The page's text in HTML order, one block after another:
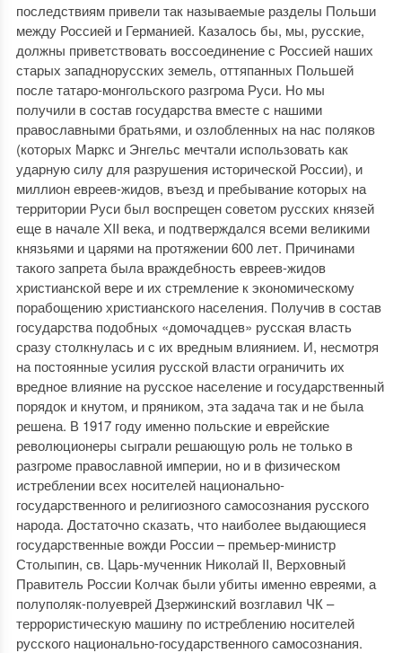
последствиям привели так называемые разделы Польши
между Россией и Германией. Казалось бы, мы, русские,
должны приветствовать воссоединение с Россией наших
старых западнорусских земель, оттяпанных Польшей
после татаро-монгольского разгрома Руси. Но мы
получили в состав государства вместе с нашими
православными братьями, и озлобленных на нас поляков
(которых Маркс и Энгельс мечтали использовать как
ударную силу для разрушения исторической России), и
миллион евреев-жидов, въезд и пребывание которых на
территории Руси был воспрещен советом русских князей
еще в начале ХII века, и подтверждался всеми великими
князьями и царями на протяжении 600 лет. Причинами
такого запрета была враждебность евреев-жидов
христианской вере и их стремление к экономическому
порабощению христианского населения. Получив в состав
государства подобных «домочадцев» русская власть
сразу столкнулась и с их вредным влиянием. И, несмотря
на постоянные усилия русской власти ограничить их
вредное влияние на русское население и государственный
порядок и кнутом, и пряником, эта задача так и не была
решена. В 1917 году именно польские и еврейские
революционеры сыграли решающую роль не только в
разгроме православной империи, но и в физическом
истреблении всех носителей национально-
государственного и религиозного самосознания русского
народа. Достаточно сказать, что наиболее выдающиеся
государственные вожди России – премьер-министр
Столыпин, св. Царь-мученник Николай II, Верховный
Правитель России Колчак были убиты именно евреями, а
полуполяк-полуеврей Дзержинский возглавил ЧК –
террористическую машину по истреблению носителей
русского национально-государственного самосознания.